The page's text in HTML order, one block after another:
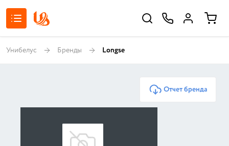
Унибелус Бренды Longse
Отчет бренда